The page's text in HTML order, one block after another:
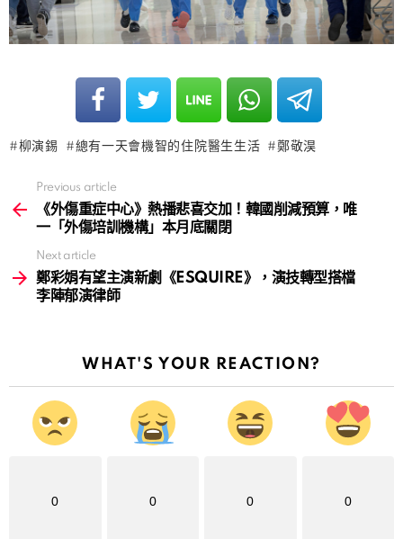
柳演錫 總有一天會機智的住院醫生生活 鄭敬淏
more
Previous article
《外傷重症中心》熱播悲喜交加！韓國削減預算，唯
一「外傷培訓機構」本月底關閉
Next article
鄭彩娟有望主演新劇《ESQUIRE》，演技轉型搭檔
李陣郁演律師
WHAT'S YOUR REACTION?
0 0 0 0